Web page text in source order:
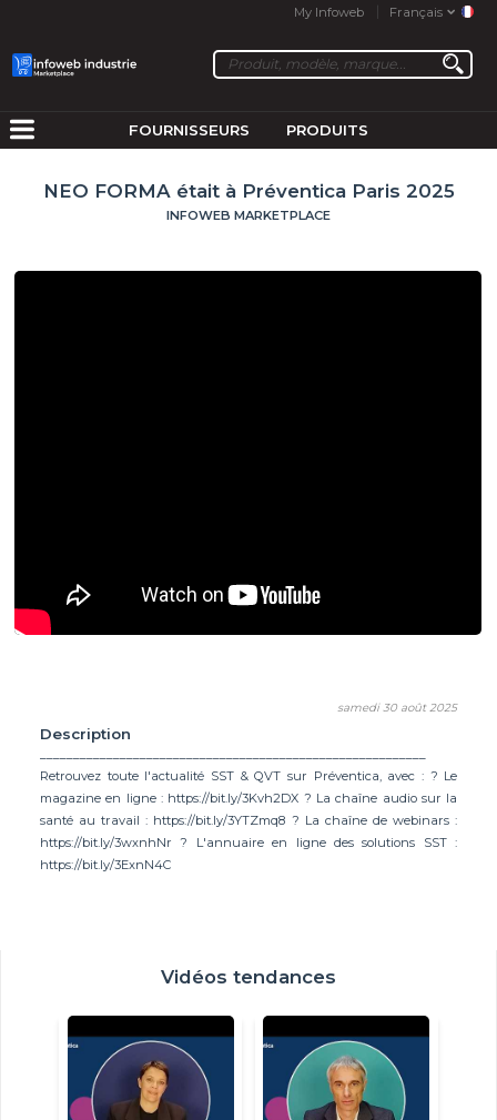
My Infoweb Français
FOURNISSEURS PRODUITS
NEO FORMA était à Préventica Paris 2025
INFOWEB MARKETPLACE
samedi 30 août 2025
Description
Retrouvez toute l'actualité SST & QVT sur Préventica, avec : ? Le
magazine en ligne : https://bit.ly/3Kvh2DX ? La chaîne audio sur la
santé au travail : https://bit.ly/3YTZmq8 ? La chaîne de webinars :
https://bit.ly/3wxnhNr ? L'annuaire en ligne des solutions SST :
https://bit.ly/3ExnN4C
Vidéos tendances